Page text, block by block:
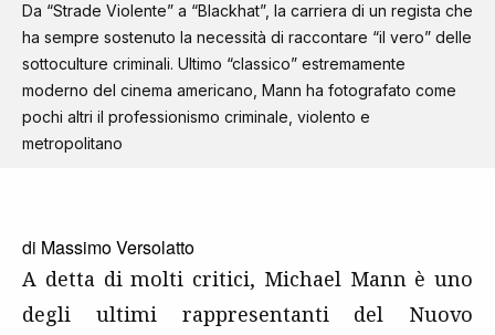
Da “Strade Violente” a “Blackhat”, la carriera di un regista che
ha sempre sostenuto la necessità di raccontare “il vero” delle
sottoculture criminali. Ultimo “classico” estremamente
moderno del cinema americano, Mann ha fotografato come
pochi altri il professionismo criminale, violento e
metropolitano
di Massimo Versolatto
A detta di molti critici, Michael Mann è uno
degli ultimi rappresentanti del Nuovo